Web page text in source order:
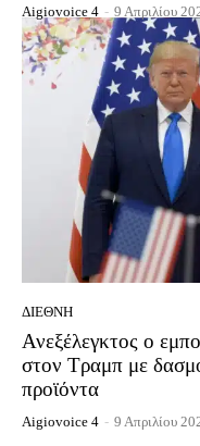
Aigiovoice 4 - 9 Απριλίου
ΔΙΕΘΝΉ
Ανεξέλεγκτος ο
στον Τραμπ με
προϊόντα
Aigiovoice 4 - 9 Απριλίου